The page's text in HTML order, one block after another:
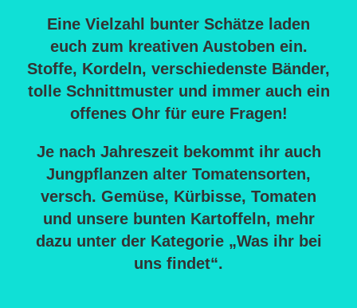
Eine Vielzahl bunter Schätze laden
euch zum kreativen Austoben ein.
Stoffe, Kordeln, verschiedenste Bänder,
tolle Schnittmuster und immer auch ein
offenes Ohr für eure Fragen!
Je nach Jahreszeit bekommt ihr auch
Jungpflanzen alter Tomatensorten,
versch. Gemüse, Kürbisse, Tomaten
und unsere bunten Kartoffeln, mehr
dazu unter der Kategorie „Was ihr bei
uns findet“.